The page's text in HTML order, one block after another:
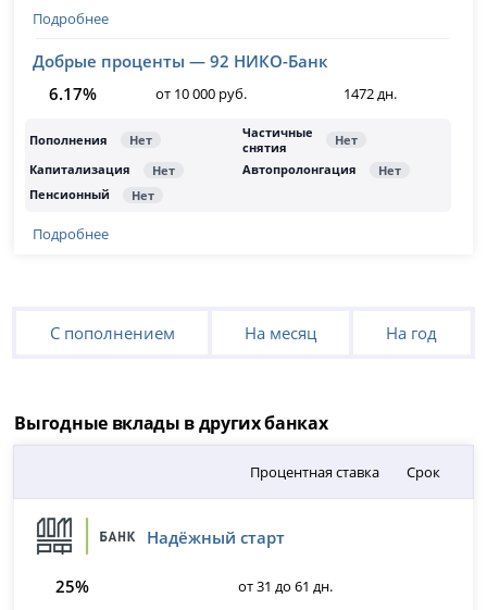
Подробнее
Добрые проценты — 92 НИКО-Банк
6.17%
от 10 000 руб. 1472 дн.
Подробнее
С пополнением На месяц На год
Выгодные вклады в других банках
Процентная ставка Срок
Надёжный старт
25% от 31 до 61 дн.